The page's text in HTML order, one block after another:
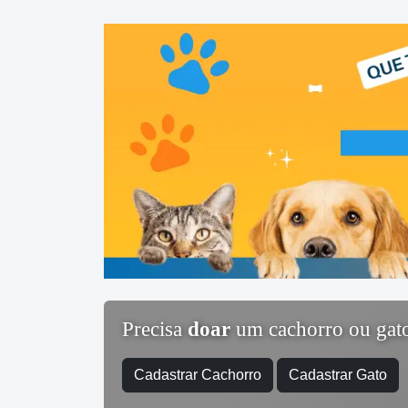
Precisa doar um cachorro ou
Cadastrar Cachorro Cadastrar Gato